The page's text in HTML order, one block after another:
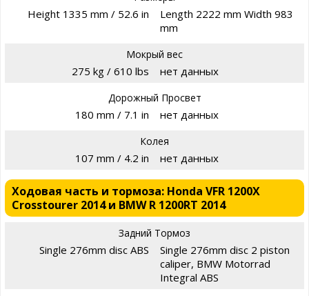
Height 1335 mm / 52.6 in
Length 2222 mm Width 983
mm
Мокрый вес
275 kg / 610 lbs нет данных
Дорожный Просвет
180 mm / 7.1 in нет данных
Колея
107 mm / 4.2 in нет данных
Ходовая часть и тормоза: Honda VFR 1200X
Crosstourer 2014 и BMW R 1200RT 2014
Задний Тормоз
Single 276mm disc ABS
Single 276mm disc 2 piston
caliper, BMW Motorrad
Integral ABS